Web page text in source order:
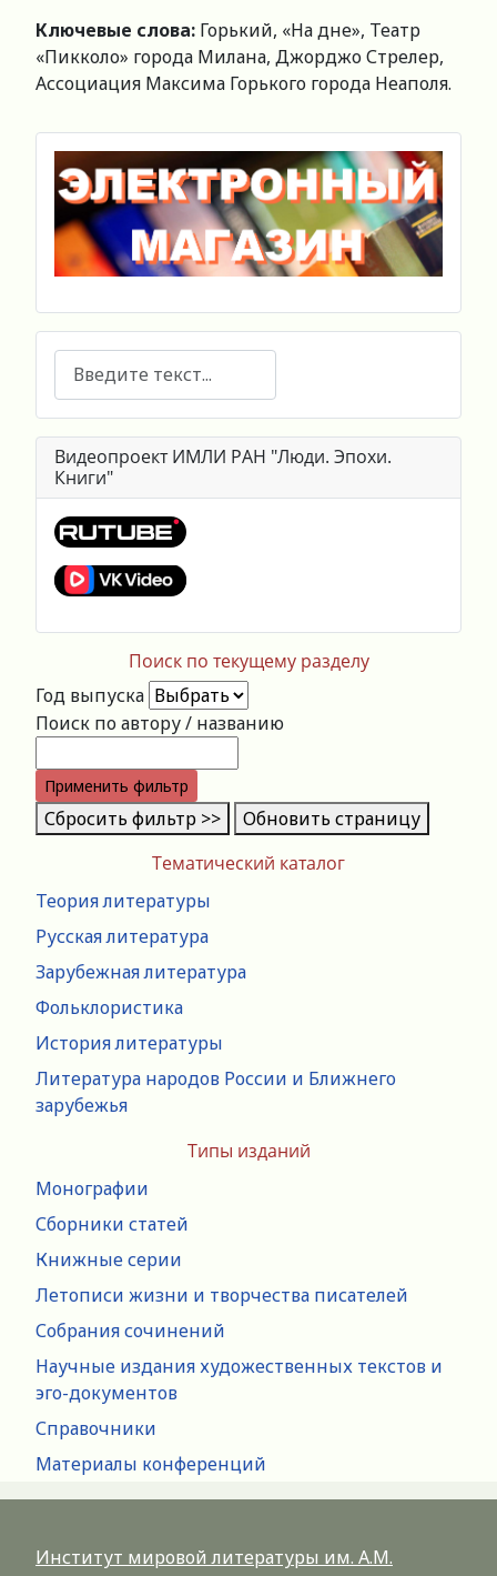
Тематический каталог
Теория литературы
Русская литература
Зарубежная литература
Фольклористика
История литературы
Литература народов России и Ближнего
зарубежья
Типы изданий
Монографии
Сборники статей
Книжные серии
Летописи жизни и творчества писателей
Собрания сочинений
Научные издания художественных текстов и
эго-документов
Справочники
Материалы конференций
Ключевые слова: Горький, «На дне», Театр
«Пикколо» города Милана, Джорджо Стрелер,
Ассоциация Максима Горького города Неаполя.
Поиск
Видеопроект ИМЛИ РАН "Люди. Эпохи.
Книги"
Поиск по текущему разделу
Год выпуска
Поиск по автору / названию
Применить фильтр
Сбросить фильтр >> Обновить страницу
Институт мировой литературы им. А.М.